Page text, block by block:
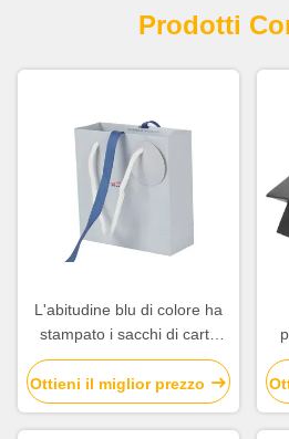
Prodotti
L'abitudine blu di colore ha
stampato i sacchi di carta
con la bella maniglia
corda/del nastro
Ottieni il miglior prezzo